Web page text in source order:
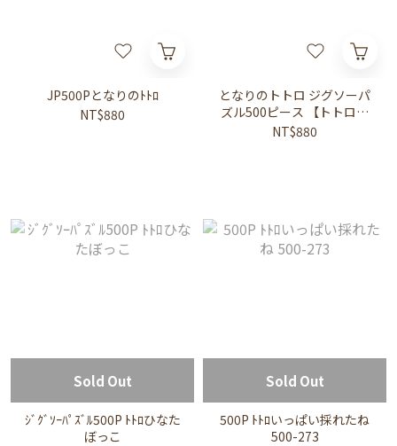
JP500Pとなりのﾄﾄﾛ
NT$880
となりのトトロ ジグソーパ
ズル500ピース 【トトロと
おひるね】500-247
NT$880
Sold Out
ｼﾞｸﾞｿｰﾊﾟｽﾞﾙ500P ﾄﾄﾛひなた
ぼっこ
Sold Out
500P ﾄﾄﾛいっぱい採れたね
500-273